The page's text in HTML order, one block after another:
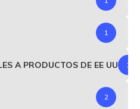
1
A PRODUCTOS DE EE UU 1
2